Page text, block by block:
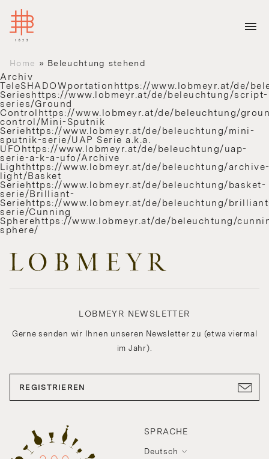
Home » Beleuchtung stehend
Archiv
TeleSHADOWportationhttps://www.lobmeyr.at/de/
Serieshttps://www.lobmeyr.at/de/beleuchtung/script-
series/Ground
Controlhttps://www.lobmeyr.at/de/beleuchtung/
control/Mini-Sputnik
Seriehttps://www.lobmeyr.at/de/beleuchtung/mini-
sputnik-serie/UAP Serie a.k.a.
UFOhttps://www.lobmeyr.at/de/beleuchtung/uap-
serie-a-k-a-ufo/Archive
Lighthttps://www.lobmeyr.at/de/beleuchtung/
light/Basket
Seriehttps://www.lobmeyr.at/de/beleuchtung/basket-
serie/Brilliant-
Seriehttps://www.lobmeyr.at/de/beleuchtung/
serie/Cunning
Spherehttps://www.lobmeyr.at/de/beleuchtung/
sphere/
SPRACHE
Deutsch
LOBMEYR NEWSLETTER
Gerne senden wir Ihnen unseren Newsletter zu (etwa viermal
im Jahr).
REGISTRIEREN